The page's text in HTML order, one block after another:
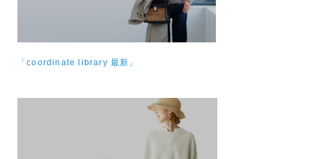
「coordinate library 最新」